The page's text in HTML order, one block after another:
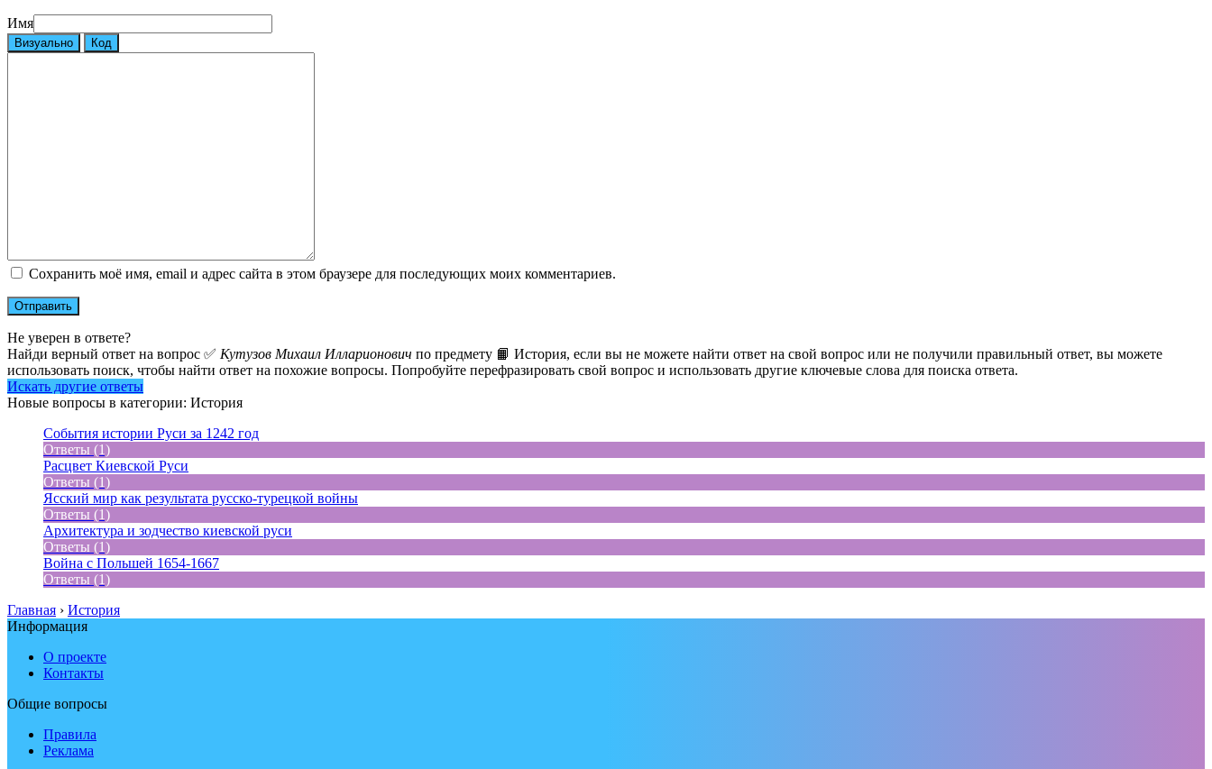
Имя
Визуально Код
Сохранить моё имя, email и адрес сайта в этом браузере для последующих моих комментариев.
Не уверен в ответе?
Найди верный ответ на вопрос ✅ Кутузов Михаил Илларионович по предмету 📙 История, если вы не можете найти ответ на свой вопрос или не получили правильный ответ, вы можете
использовать поиск, чтобы найти ответ на похожие вопросы. Попробуйте перефразировать свой вопрос и использовать другие ключевые слова для поиска ответа.
Искать другие ответы
Новые вопросы в категории: История
События истории Руси за 1242 год
Ответы (1)
Расцвет Киевской Руси
Ответы (1)
Ясский мир как результата русско-турецкой войны
Ответы (1)
Архитектура и зодчество киевской руси
Ответы (1)
Война с Польшей 1654-1667
Ответы (1)
Главная › История
Информация
О проекте
Контакты
Общие вопросы
Правила
Реклама